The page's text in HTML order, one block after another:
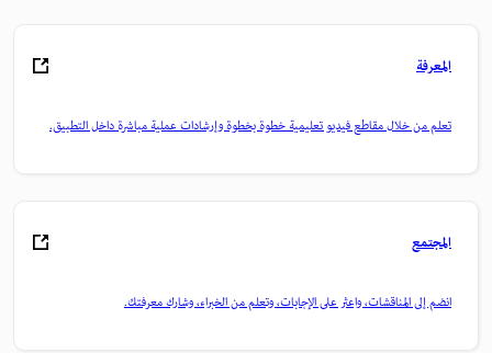
المعرفة
تعلم من خلال مقاطع فيديو تعليمية خطوة بخطوة وإرشادات عملية مباشرة داخل التطبيق.
المجتمع
انضم إلى المناقشات، واعثر على الإجابات، وتعلم من الخبراء، وشارك معرفتك.